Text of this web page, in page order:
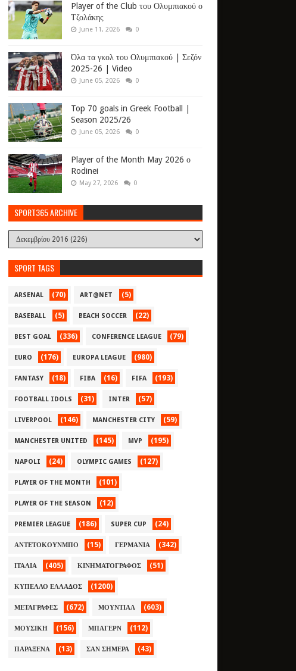
Player of the Club του Ολυμπιακού ο
Τζολάκης
June 11, 2026 0
Όλα τα γκολ του Ολυμπιακού | Σεζόν
2025-26 | Video
June 05, 2026 0
Top 70 goals in Greek Football |
Season 2025/26
June 05, 2026 0
Player of the Month May 2026 ο
Rodinei
May 27, 2026 0
SPORT365 ARCHIVE
SPORT TAGS
ARSENAL (70) ART@NET (5)
BASEBALL (5) BEACH SOCCER (22)
BEST GOAL (336) CONFERENCE LEAGUE (79)
EURO (176) EUROPA LEAGUE (980)
FANTASY (18) FIBA (16) FIFA (193)
FOOTBALL IDOLS (31) INTER (57)
LIVERPOOL (146) MANCHESTER CITY (59)
MANCHESTER UNITED (145) MVP (195)
NAPOLI (24) OLYMPIC GAMES (127)
PLAYER OF THE MONTH (101)
PLAYER OF THE SEASON (12)
PREMIER LEAGUE (186) SUPER CUP (24)
ΑΝΤΕΤΟΚΟΥΝΜΠΟ (15) ΓΕΡΜΑΝΙΑ (342)
ΙΤΑΛΙΑ (405) ΚΙΝΗΜΑΤΟΓΡΑΦΟΣ (51)
ΚΥΠΕΛΛΟ ΕΛΛΑΔΟΣ (1200)
ΜΕΤΑΓΡΑΦΕΣ (672) ΜΟΥΝΤΙΑΛ (603)
ΜΟΥΣΙΚΗ (156) ΜΠΑΓΕΡΝ (112)
ΠΑΡΑΞΕΝΑ (13) ΣΑΝ ΣΗΜΕΡΑ (43)